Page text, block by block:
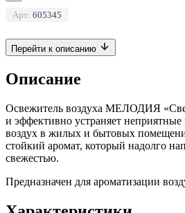
Арт: 605345
Перейти к описанию
Описание
Освежитель воздуха МЕЛОДИЯ
и эффективно устраняет неприятные
воздух в жилых и бытовых
стойкий аромат, который надолго
свежестью.
Предназначен для ароматизации